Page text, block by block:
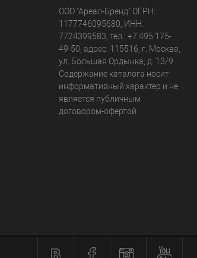
ООО "Ареал-Бренд" ОГРН:
1177746095680, ИНН:
7724399583, тел.: +7 495 175-
49-50, адрес: 115516, г. Москва,
ул. Большая Ордынка, д. 13/9.
Содержание каталога носит
информативный характер и не
является публичным
договором-офертой.